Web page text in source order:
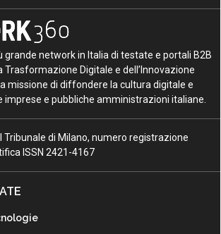
grande network in Italia di testate e portali B2B
Trasformazione Digitale e dell’Innovazione
missione di diffondere la cultura digitale e
imprese e pubbliche amministrazioni italiane.
di Milano, numero registrazione
ISSN 2421-4167